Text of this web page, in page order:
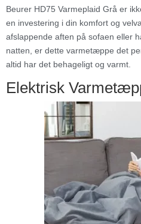
Beurer HD75 Varmeplaid Grå er
en investering i din komfort og
afslappende aften på sofaen eller
natten, er dette varmetæppe det
altid har det behageligt og varmt.
Elektrisk